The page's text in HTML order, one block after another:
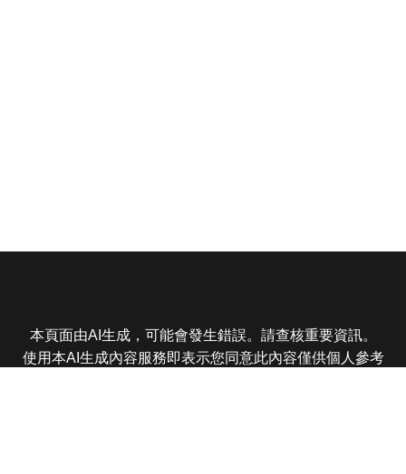
本頁面由AI生成，可能會發生錯誤。請查核重要資訊。
使用本AI生成內容服務即表示您同意此內容僅供個人參考